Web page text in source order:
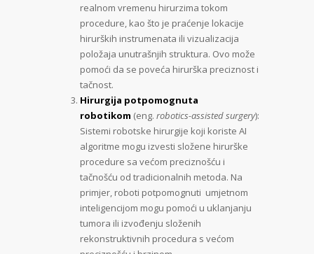
realnom vremenu hirurzima tokom
procedure, kao što je praćenje lokacije
hirurških instrumenata ili vizualizacija
položaja unutrašnjih struktura. Ovo može
pomoći da se poveća hirurška preciznost i
tačnost.
Hirurgija potpomognuta
robotikom (eng. robotics-assisted surgery):
Sistemi robotske hirurgije koji koriste AI
algoritme mogu izvesti složene hirurške
procedure sa većom preciznošću i
tačnošću od tradicionalnih metoda. Na
primjer, roboti potpomognuti umjetnom
inteligencijom mogu pomoći u uklanjanju
tumora ili izvođenju složenih
rekonstruktivnih procedura s većom